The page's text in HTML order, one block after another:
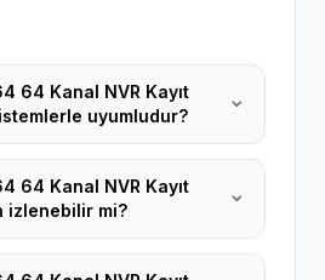
64 Kanal NVR Kayıt
uyumludur?
64 Kanal NVR Kayıt
izlenebilir mi?